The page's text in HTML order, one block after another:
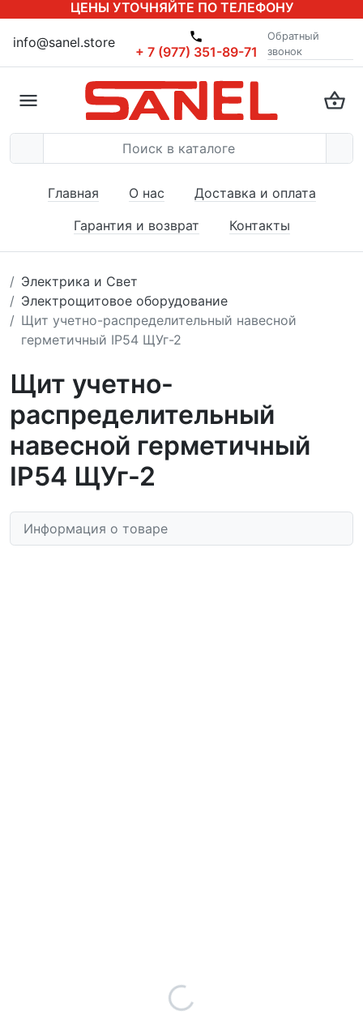
ЦЕНЫ УТОЧНЯЙТЕ ПО ТЕЛЕФОНУ
info@sanel.store
+ 7 (977) 351-89-71
Обратный
звонок
Главная О нас
Доставка и оплата
Гарантия и возврат
Контакты
Электрика и Свет
Электрощитовое оборудование
Щит учетно-распределительный навесной
герметичный IP54 ЩУг-2
Щит учетно-
распределительный
навесной герметичный
IP54 ЩУг-2
Информация о товаре